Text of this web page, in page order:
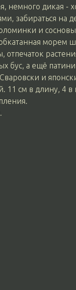
немного дикая -
забираться на
и
морем
отпечаток
бус, а ещё
и
11 см в длину, 4